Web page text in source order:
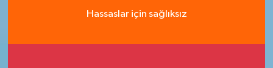
Hassaslar için sağlıksız